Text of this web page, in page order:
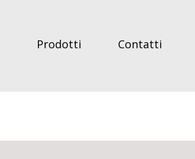
Prodotti Contatti